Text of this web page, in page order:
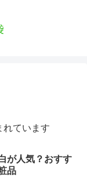
れています
が人気？おすす
品